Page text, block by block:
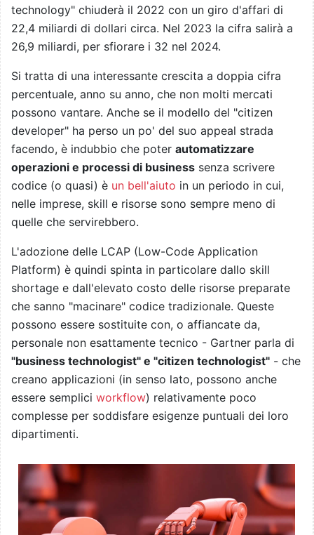
technology" chiuderà il 2022 con un giro d'affari di
22,4 miliardi di dollari circa. Nel 2023 la cifra salirà a
26,9 miliardi, per sfiorare i 32 nel 2024.
Si tratta di una interessante crescita a doppia cifra
percentuale, anno su anno, che non molti mercati
possono vantare. Anche se il modello del "citizen
developer" ha perso un po' del suo appeal strada
facendo, è indubbio che poter automatizzare
operazioni e processi di business senza scrivere
codice (o quasi) è un bell'aiuto in un periodo in cui,
nelle imprese, skill e risorse sono sempre meno di
quelle che servirebbero.
L'adozione delle LCAP (Low-Code Application
Platform) è quindi spinta in particolare dallo skill
shortage e dall'elevato costo delle risorse preparate
che sanno "macinare" codice tradizionale. Queste
possono essere sostituite con, o affiancate da,
personale non esattamente tecnico - Gartner parla di
"business technologist" e "citizen technologist" - che
creano applicazioni (in senso lato, possono anche
essere semplici workflow) relativamente poco
complesse per soddisfare esigenze puntuali dei loro
dipartimenti.